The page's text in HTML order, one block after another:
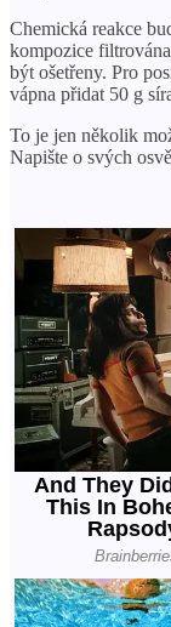
Chemická reakce
kompozice
být ošetřeny. Pro
vápna přidat 50 g
To je jen několik
Napište o svých